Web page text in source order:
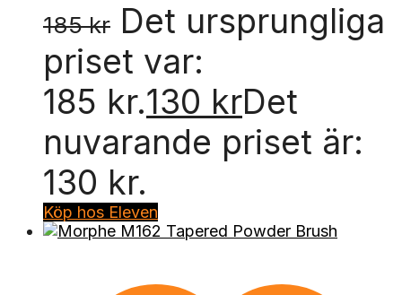
185kr Det ursprungliga
priset var:
185 kr.130 krDet
nuvarande priset är:
130 kr.
Köp hos Eleven